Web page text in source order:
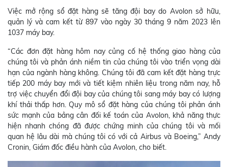
Việc mở rộng sổ đặt hàng sẽ tăng đội bay do Avolon sở hữu,
quản lý và cam kết từ 897 vào ngày 30 tháng 9 năm 2023 lên
1037 máy bay.
“Các đơn đặt hàng hôm nay củng cố hệ thống giao hàng của
chúng tôi và phản ánh niềm tin của chúng tôi vào triển vọng dài
hạn của ngành hàng không. Chúng tôi đã cam kết đặt hàng trực
tiếp 200 máy bay mới và tiết kiệm nhiên liệu trong năm nay, hỗ
trợ việc chuyển đổi đội bay của chúng tôi sang máy bay có lượng
khí thải thấp hơn. Quy mô sổ đặt hàng của chúng tôi phản ánh
sức mạnh của bảng cân đối kế toán của Avolon, khả năng thực
hiện nhanh chóng đã được chứng minh của chúng tôi và mối
quan hệ lâu dài mà chúng tôi có với cả Airbus và Boeing,” Andy
Cronin, Giám đốc điều hành của Avolon, cho biết.